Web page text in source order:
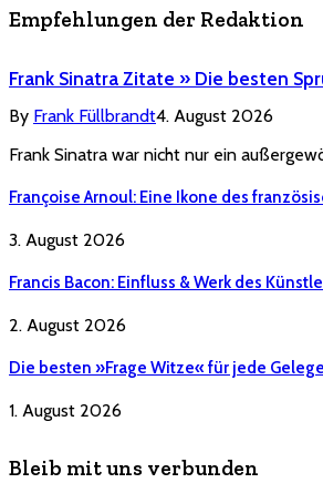
Empfehlungen der Redaktion
Frank Sinatra Zitate » Die besten
By Frank Füllbrandt4. August 2026
Frank Sinatra war nicht nur ein
Françoise Arnoul: Eine Ikone des
3. August 2026
Francis Bacon: Einfluss & Werk des
2. August 2026
Die besten »Frage Witze« für jede
1. August 2026
Bleib mit uns verbunden